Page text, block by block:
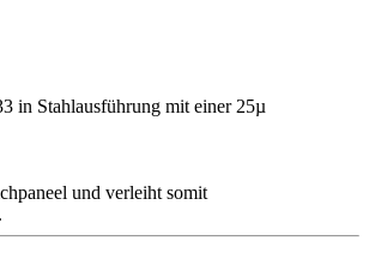
in Stahlausführung mit einer 25µ
und verleiht somit